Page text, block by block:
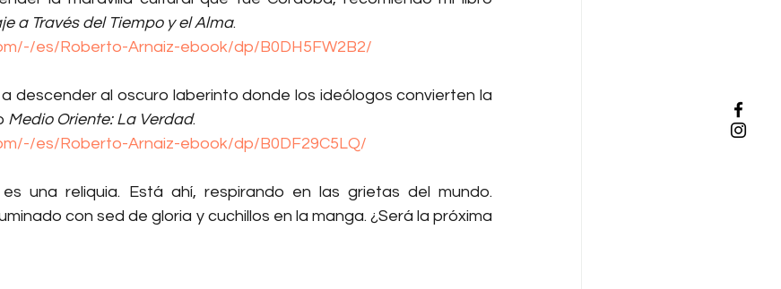
a Través del Tiempo y el Alma.
es/Roberto-Arnaiz-ebook/dp/B0DH5FW2B2/
descender al oscuro laberinto donde los ideólogos convierten la
Medio Oriente: La Verdad.
es/Roberto-Arnaiz-ebook/dp/B0DF29C5LQ/
una reliquia. Está ahí, respirando en las grietas del mundo.
con sed de gloria y cuchillos en la manga. ¿Será la próxima